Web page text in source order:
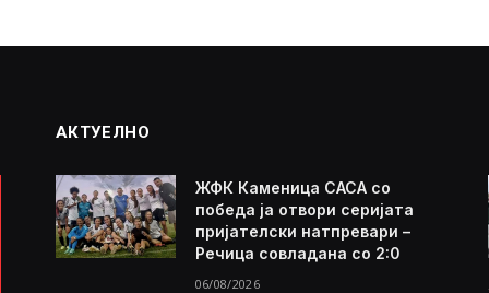
АКТУЕЛНО
ЖФК Каменица САСА со
победа ја отвори серијата
пријателски натпревари –
Речица совладана со 2:0
06/08/2026